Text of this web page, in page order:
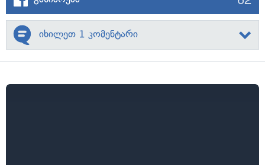
იხილეთ 1 კომენტარი